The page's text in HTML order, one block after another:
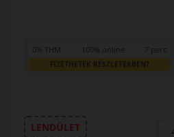
0% THM 100% online 7 perc
FIZETHETEK RÉSZLETEKBEN?
LENDÜLET